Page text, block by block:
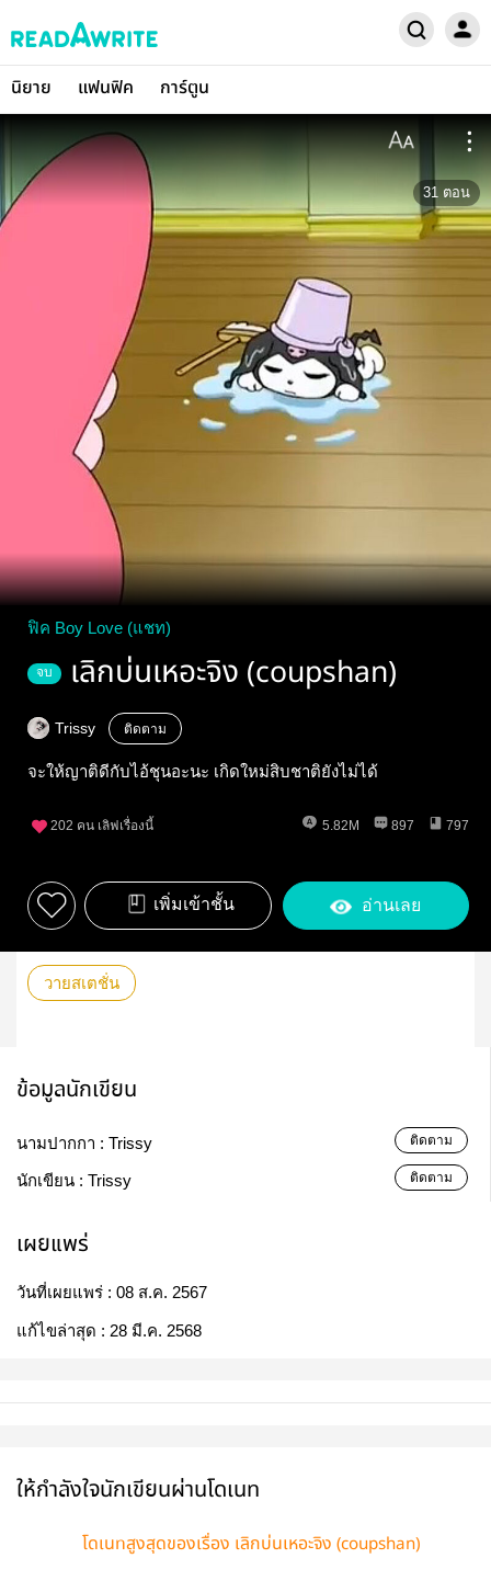
นิยาย แฟนฟิค การ์ตูน
31 ตอน
ฟิค Boy Love (แชท)
จบ เลิกบ่นเหอะจิง (coupshan)
Trissy ติดตาม
จะให้ญาติดีกับไอ้ชุนอะนะ เกิดใหม่สิบชาติยังไม่ได้
202 คน เลิฟเรื่องนี้ 5.82M 897 797
เพิ่มเข้าชั้น อ่านเลย
วายสเตชั่น
ข้อมูลนักเขียน
นามปากกา : Trissy ติดตาม
นักเขียน : Trissy ติดตาม
เผยแพร่
วันที่เผยแพร่ : 08 ส.ค. 2567
แก้ไขล่าสุด : 28 มี.ค. 2568
ให้กำลังใจนักเขียนผ่านโดเนท
โดเนทสูงสุดของเรื่อง เลิกบ่นเหอะจิง (coupshan)